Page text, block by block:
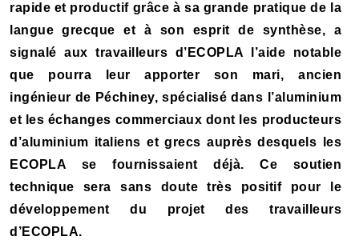
rapide et productif grâce à sa grande pratique de la
langue grecque et à son esprit de synthèse, a
signalé aux travailleurs d’ECOPLA l’aide notable
que pourra leur apporter son mari, ancien
ingénieur de Péchiney, spécialisé dans l’aluminium
et les échanges commerciaux dont les producteurs
d’aluminium italiens et grecs auprès desquels les
ECOPLA se fournissaient déjà. Ce soutien
technique sera sans doute très positif pour le
développement du projet des travailleurs
d’ECOPLA.